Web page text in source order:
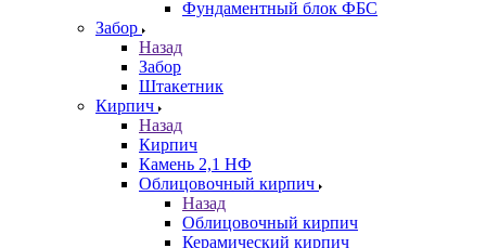
Фундаментный блок ФБС
Забор
Назад
Забор
Штакетник
Кирпич
Назад
Кирпич
Камень 2,1 НФ
Облицовочный кирпич
Назад
Облицовочный кирпич
Керамический кирпич